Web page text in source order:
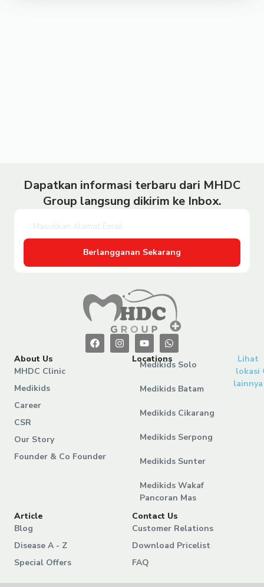
Dapatkan informasi terbaru dari MHDC
Group langsung dikirim ke Inbox.
Berlangganan Sekarang
About Us
MHDC Clinic
Medikids
Career
CSR
Our Story
Founder & Co Founder
Locations
Medikids Solo
Medikids Batam
Medikids Cikarang
Medikids Serpong
Medikids Sunter
Medikids Wakaf
Pancoran Mas
Lihat
lokasi
lainnya
Article
Blog
Disease A - Z
Special Offers
Contact Us
Customer Relations
Download Pricelist
FAQ